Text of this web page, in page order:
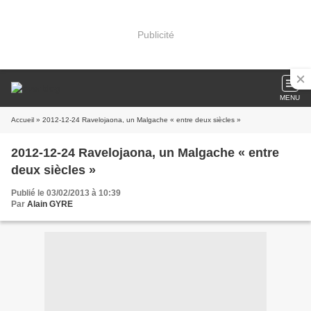
Publicité
MENU
Accueil » 2012-12-24 Ravelojaona, un Malgache « entre deux siècles »
2012-12-24 Ravelojaona, un Malgache « entre
deux siècles »
Publié le 03/02/2013 à 10:39
Par Alain GYRE